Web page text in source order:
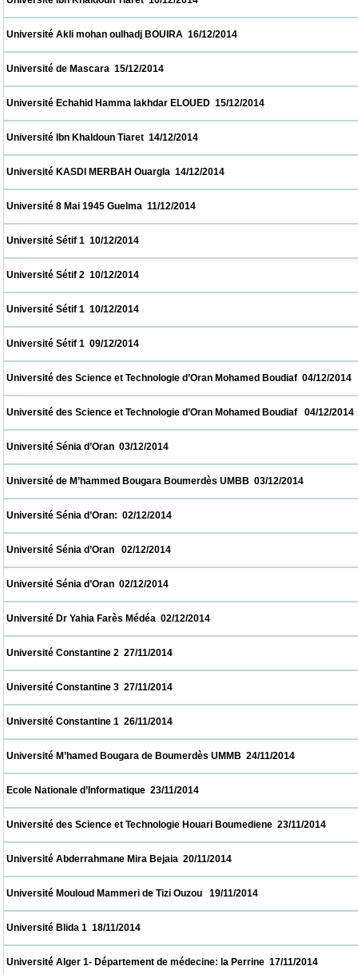
Université Akli mohan oulhadj BOUIRA  16/12/2014
Université de Mascara  15/12/2014
Université Echahid Hamma lakhdar ELOUED  15/12/2014
Université Ibn Khaldoun Tiaret  14/12/2014
Université KASDI MERBAH Ouargla  14/12/2014
Université 8 Mai 1945 Guelma  11/12/2014
Université Sétif 1  10/12/2014
Université Sétif 2  10/12/2014
Université Sétif 1  10/12/2014
Université Sétif 1  09/12/2014
Université des Science et Technologie d’Oran Mohamed Boudiaf
Université des Science et Technologie d’Oran Mohamed Boudiaf
Université Sénia d’Oran  03/12/2014
Université de M’hammed Bougara Boumerdès UMBB  03/12/
Université Sénia d’Oran:  02/12/2014
Université Sénia d’Oran   02/12/2014
Université Sénia d’Oran  02/12/2014
Université Dr Yahia Farès Médéa  02/12/2014
Université Constantine 2  27/11/2014
Université Constantine 3  27/11/2014
Université Constantine 1  26/11/2014
Université M’hamed Bougara de Boumerdès UMMB  24/11/
Ecole Nationale d’Informatique  23/11/2014
Université des Science et Technologie Houari Boumediene  23/
Université Abderrahmane Mira Bejaia  20/11/2014
Université Mouloud Mammeri de Tizi Ouzou   19/11/2014
Université Blida 1  18/11/2014
Université Alger 1- Département de médecine: la Perrine  17/